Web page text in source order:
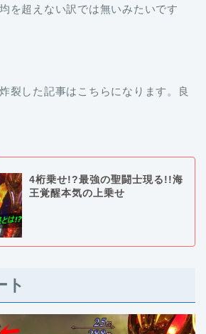
を超えない訳では無いみたいです
裂した記事はこちらになります。良
4桁乗せ!?最強の聖闘士現る!!海
王覚醒本気の上乗せ
ト